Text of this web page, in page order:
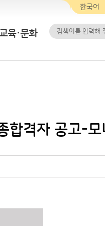
육·문화
합격자 공고-모